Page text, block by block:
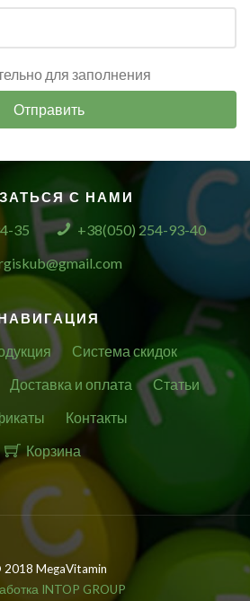
для заполнения
Отправить
С НАМИ
35
+38(050) 254-93-40
Система скидок
Доставка и оплата
Статьи
Контакты
Корзина
MegaVitamin
INTOP GROUP